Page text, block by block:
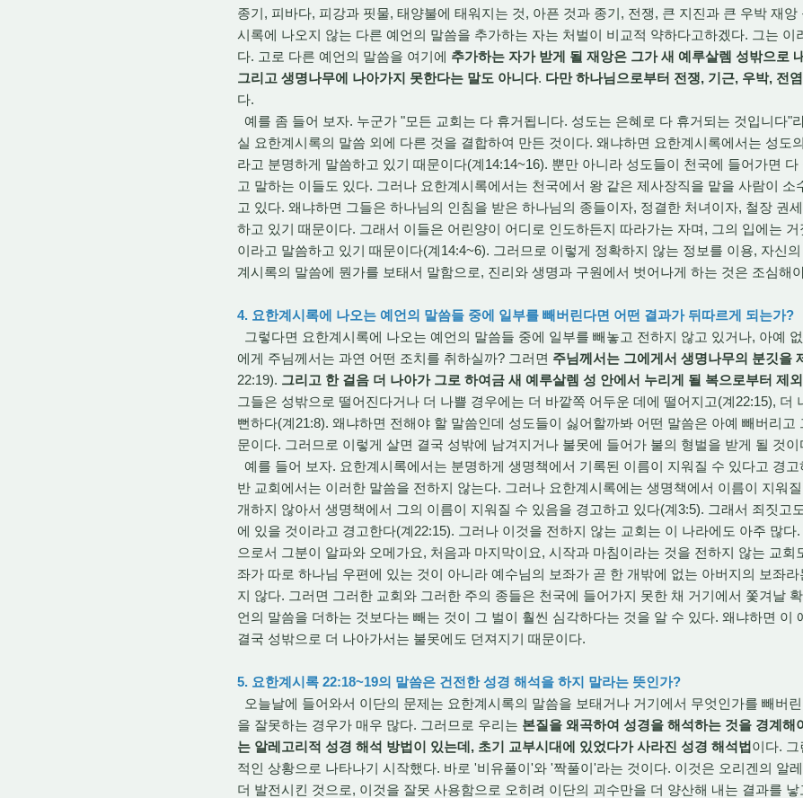
종기, 피바다, 피강과 핏물, 태양불에 태워지는 것, 아픈 것과 종기, 전쟁, 큰 지진과 큰 우박 재앙
시록에 나오지 않는 다른 예언의 말씀을 추가하는 자는 처벌이 비교적 약하다고하겠다. 그는 이
다. 고로 다른 예언의 말씀을 여기에 추가하는 자가 받게 될 재앙은 그가 새 예루살렘 성밖으로
그리고 생명나무에 나아가지 못한다는 말도 아니다. 다만 하나님으로부터 전쟁, 기근, 우박, 전
다.
예를 좀 들어 보자. 누군가 "모든 교회는 다 휴거됩니다. 성도는 은혜로 다 휴거되는 것입니다"
실 요한계시록의 말씀 외에 다른 것을 결합하여 만든 것이다. 왜냐하면 요한계시록에서는 성도
라고 분명하게 말씀하고 있기 때문이다(계14:14~16). 뿐만 아니라 성도들이 천국에 들어가면
고 말하는 이들도 있다. 그러나 요한계시록에서는 천국에서 왕 같은 제사장직을 맡을 사람이 소
고 있다. 왜냐하면 그들은 하나님의 인침을 받은 하나님의 종들이자, 정결한 처녀이자, 철장 권
하고 있기 때문이다. 그래서 이들은 어린양이 어디로 인도하든지 따라가는 자며, 그의 입에는
이라고 말씀하고 있기 때문이다(계14:4~6). 그러므로 이렇게 정확하지 않는 정보를 이용, 자신
계시록의 말씀에 뭔가를 보태서 말함으로, 진리와 생명과 구원에서 벗어나게 하는 것은 조심해
4. 요한계시록에 나오는 예언의 말씀들 중에 일부를 빼버린다면 어떤 결과가 뒤따르게 되는가?
그렇다면 요한계시록에 나오는 예언의 말씀들 중에 일부를 빼놓고 전하지 않고 있거나, 아예
에게 주님께서는 과연 어떤 조치를 취하실까? 그러면 주님께서는 그에게서 생명나무의 분깃을
22:19). 그리고 한 걸음 더 나아가 그로 하여금 새 예루살렘 성 안에서 누리게 될 복으로부터 제
그들은 성밖으로 떨어진다거나 더 나쁠 경우에는 더 바깥쪽 어두운 데에 떨어지고(계22:15), 더
뻔하다(계21:8). 왜냐하면 전해야 할 말씀인데 성도들이 싫어할까봐 어떤 말씀은 아예 빼버리고
문이다. 그러므로 이렇게 살면 결국 성밖에 남겨지거나 불못에 들어가 불의 형벌을 받게 될 것이
예를 들어 보자. 요한계시록에서는 분명하게 생명책에서 기록된 이름이 지워질 수 있다고 경
반 교회에서는 이러한 말씀을 전하지 않는다. 그러나 요한계시록에는 생명책에서 이름이 지워
개하지 않아서 생명책에서 그의 이름이 지워질 수 있음을 경고하고 있다(계3:5). 그래서 죄짓고
에 있을 것이라고 경고한다(계22:15). 그러나 이것을 전하지 않는 교회는 이 나라에도 아주 많다
으로서 그분이 알파와 오메가요, 처음과 마지막이요, 시작과 마침이라는 것을 전하지 않는 교회
좌가 따로 하나님 우편에 있는 것이 아니라 예수님의 보좌가 곧 한 개밖에 없는 아버지의 보좌
지 않다. 그러면 그러한 교회와 그러한 주의 종들은 천국에 들어가지 못한 채 거기에서 쫓겨날
언의 말씀을 더하는 것보다는 빼는 것이 그 벌이 훨씬 심각하다는 것을 알 수 있다. 왜냐하면 이
결국 성밖으로 더 나아가서는 불못에도 던져지기 때문이다.
5. 요한계시록 22:18~19의 말씀은 건전한 성경 해석을 하지 말라는 뜻인가?
오늘날에 들어와서 이단의 문제는 요한계시록의 말씀을 보태거나 거기에서 무엇인가를 빼버
을 잘못하는 경우가 매우 많다. 그러므로 우리는 본질을 왜곡하여 성경을 해석하는 것을 경계해
는 알레고리적 성경 해석 방법이 있는데, 초기 교부시대에 있었다가 사라진 성경 해석법이다.
적인 상황으로 나타나기 시작했다. 바로 '비유풀이'와 '짝풀이'라는 것이다. 이것은 오리겐의 알
더 발전시킨 것으로, 이것을 잘못 사용함으로 오히려 이단의 괴수만을 더 양산해 내는 결과를